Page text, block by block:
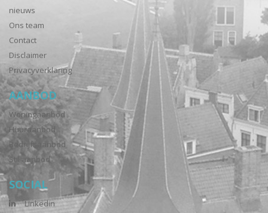
nieuws
Ons team
Contact
Disclaimer
Privacyverklaring
AANBOD
Woningaanbod
Huuraanbod
Bedrijfsaanbod
Stil aanbod
SOCIAL
Linkedin